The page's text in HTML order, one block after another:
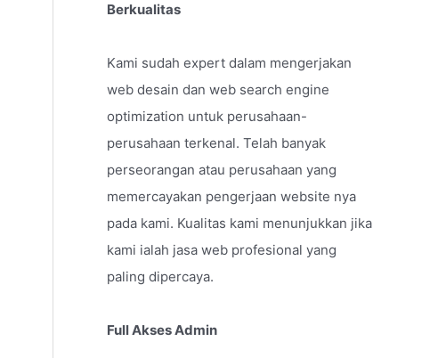
Berkualitas
Kami sudah expert dalam mengerjakan
web desain dan web search engine
optimization untuk perusahaan-
perusahaan terkenal. Telah banyak
perseorangan atau perusahaan yang
memercayakan pengerjaan website nya
pada kami. Kualitas kami menunjukkan jika
kami ialah jasa web profesional yang
paling dipercaya.
Full Akses Admin